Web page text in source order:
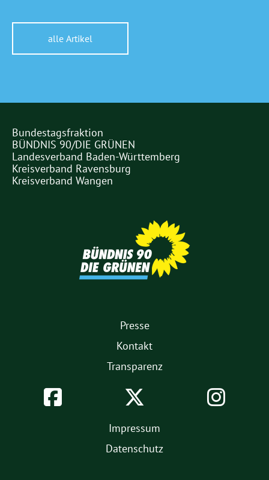
alle Artikel
Partner
Links
Bundestagsfraktion
BÜNDNIS 90/DIE GRÜNEN
Landesverband Baden-Württemberg
Kreisverband Ravensburg
Kreisverband Wangen
Presse
Kontakt
Transparenz
Soziale
NetzwerkeFacebook
Impressum
Datenschutz